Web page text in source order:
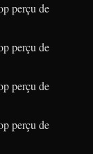
perçu de
perçu de
perçu de
perçu de